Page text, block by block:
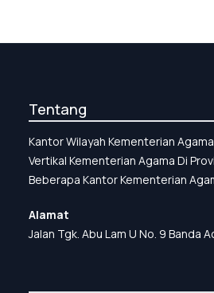
Tentang
Kantor Wilayah Kementerian
Vertikal Kementerian Agama Di
Beberapa Kantor Kementerian
Alamat
Jalan Tgk. Abu Lam U No. 9 Banda